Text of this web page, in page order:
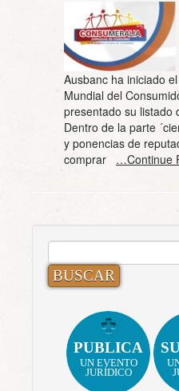
Ausbanc ha iniciado
Mundial del
presentado su listado
Dentro de la parte
y ponencias de
comprar …Continue
BUSCAR:
PUBLICA
UN EVENTO
JURÍDICO